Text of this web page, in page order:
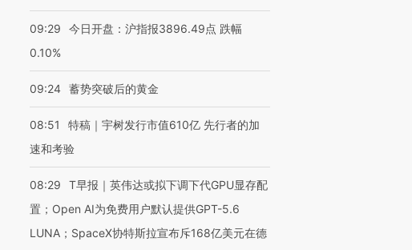
09:29
今日开盘：沪指报3896.49点 跌幅
0.10%
09:24 蓄势突破后的黄金
08:51
特稿｜宇树发行市值610亿 先行者的加
速和考验
08:29
T早报｜英伟达或拟下调下代GPU显存配
置；Open AI为免费用户默认提供GPT-5.6
LUNA；SpaceX协特斯拉宣布斥168亿美元在德